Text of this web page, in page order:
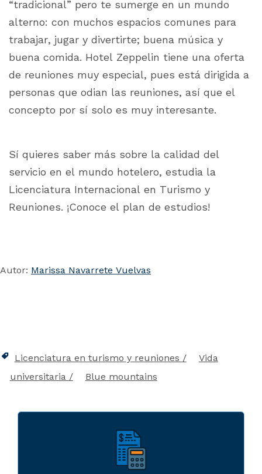
“tradicional” pero te sumerge en un mundo
alterno: con muchos espacios comunes para
trabajar, jugar y divertirte; buena música y
buena comida. Hotel Zeppelin tiene una oferta
de reuniones muy especial, pues está dirigida a
personas que odian las reuniones, así que el
concepto por sí solo es muy interesante.
Sí quieres saber más sobre la calidad del
servicio en el mundo hotelero, estudia la
Licenciatura Internacional en Turismo y
Reuniones. ¡Conoce el plan de estudios!
Autor: Marissa Navarrete Vuelvas
Licenciatura en turismo y reuniones
Vida
universitaria
Blue mountains